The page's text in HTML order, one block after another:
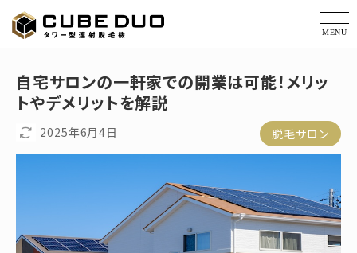
価格・仕様
サポート
コラム
会社概要
自宅サロンの一軒家での開業は可能！メリッ
トやデメリットを解説
2025年6月4日 脱毛サロン